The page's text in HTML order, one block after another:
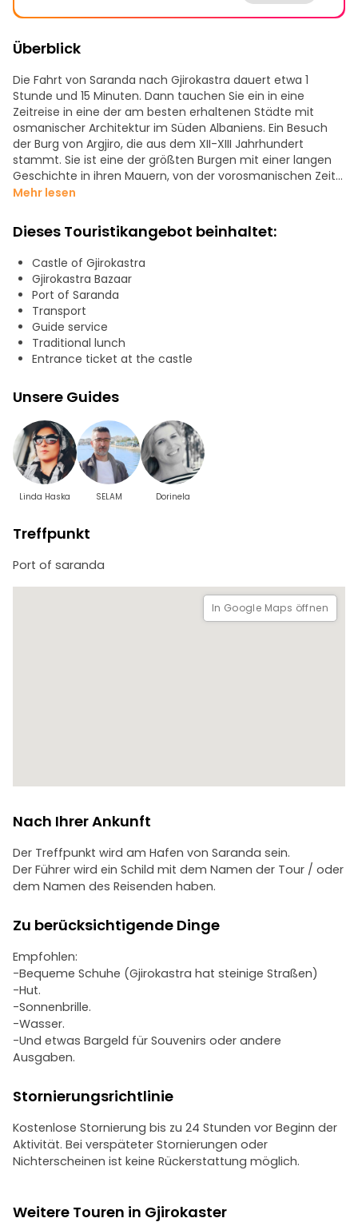
Überblick
Die Fahrt von Saranda nach Gjirokastra dauert etwa 1
Stunde und 15 Minuten. Dann tauchen Sie ein in eine
Zeitreise in eine der am besten erhaltenen Städte mit
osmanischer Architektur im Süden Albaniens. Ein Besuch
der Burg von Argjiro, die aus dem XII-XIII Jahrhundert
stammt. Sie ist eine der größten Burgen mit einer langen
Geschichte in ihren Mauern, von der vorosmanischen Zeit
über die osmanische Besatzung, die italienische Zeit, den
Zeit.
Der Alte Basar ist besonders schön. Er ist der beste Ort, um
Souvenirs mit albanischen Symbolen und kulturellen
Elementen, von einheimischen Frauen handgefertigte
Trachten und traditionelle Speisen zu entdecken.
Mehr lesen
Dieses Touristikangebot beinhaltet:
Castle of Gjirokastra
Gjirokastra Bazaar
Port of Saranda
Transport
Guide service
Traditional lunch
Entrance ticket at the castle
Unsere Guides
Linda Haska SELAM Dorinela
Treffpunkt
Port of saranda
In Google Maps öffnen
Nach Ihrer Ankunft
Der Treffpunkt wird am Hafen von Saranda sein.
Der Führer wird ein Schild mit dem Namen der Tour / oder
dem Namen des Reisenden haben.
Zu berücksichtigende Dinge
Empfohlen:
-Bequeme Schuhe (Gjirokastra hat steinige Straßen)
-Hut.
-Sonnenbrille.
-Wasser.
-Und etwas Bargeld für Souvenirs oder andere
Ausgaben.
Stornierungsrichtlinie
Kostenlose Stornierung bis zu 24 Stunden vor Beginn der
Aktivität. Bei verspäteter Stornierungen oder
Nichterscheinen ist keine Rückerstattung möglich.
Weitere Touren in Gjirokaster